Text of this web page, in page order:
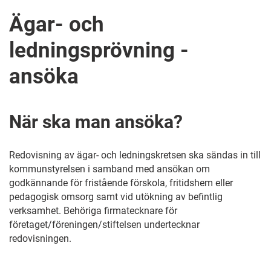
Ägar- och
ledningsprövning -
ansöka
När ska man ansöka?
Redovisning av ägar- och ledningskretsen ska sändas in till
kommunstyrelsen i samband med ansökan om
godkännande för fristående förskola, fritidshem eller
pedagogisk omsorg samt vid utökning av befintlig
verksamhet. Behöriga firmatecknare för
företaget/föreningen/stiftelsen undertecknar
redovisningen.